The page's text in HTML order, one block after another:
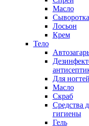
Масло
Сыворотка
Лосьон
Крем
Тело
Для ногтей
Масло
Скраб
Средства
гигиены
Гель